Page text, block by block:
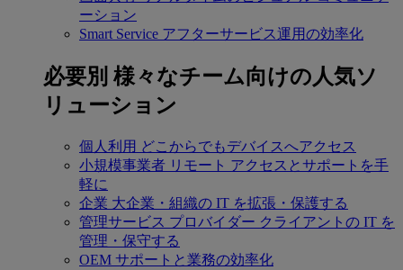
ーション
Smart Service アフターサービス運用の効率化
必要別 様々なチーム向けの人気ソ
リューション
個人利用 どこからでもデバイスへアクセス
小規模事業者 リモート アクセスとサポートを手
軽に
企業 大企業・組織の IT を拡張・保護する
管理サービス プロバイダー クライアントの IT を
管理・保守する
OEM サポートと業務の効率化